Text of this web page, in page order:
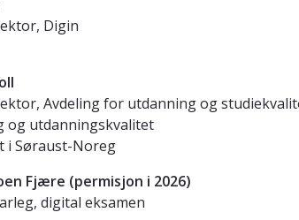
Digin
Avdeling for utdanning og
og utdanningskvalitet
i Søraust-Noreg
Fjære (permisjon i 2026)
digital eksamen